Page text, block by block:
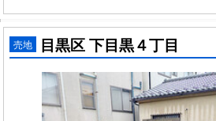
売地 目黒区 下目黒４丁目